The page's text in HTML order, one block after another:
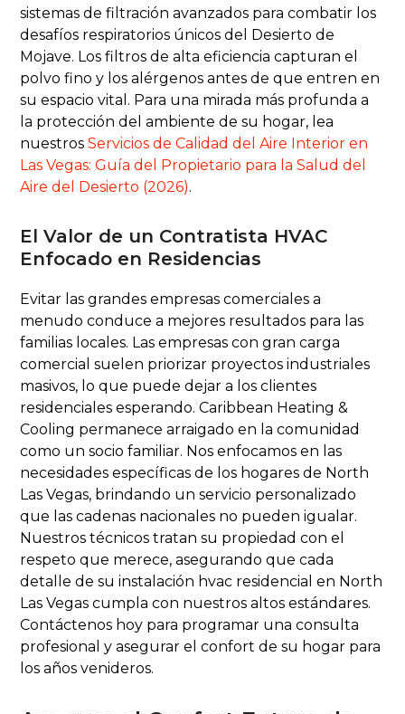
sistemas de filtración avanzados para combatir los
desafíos respiratorios únicos del Desierto de
Mojave. Los filtros de alta eficiencia capturan el
polvo fino y los alérgenos antes de que entren en
su espacio vital. Para una mirada más profunda a
la protección del ambiente de su hogar, lea
nuestrosServicios de Calidad del Aire Interior en
Las Vegas: Guía del Propietario para la Salud del
Aire del Desierto (2026).
El Valor de un Contratista HVAC
Enfocado en Residencias
Evitar las grandes empresas comerciales a
menudo conduce a mejores resultados para las
familias locales. Las empresas con gran carga
comercial suelen priorizar proyectos industriales
masivos, lo que puede dejar a los clientes
residenciales esperando. Caribbean Heating &
Cooling permanece arraigado en la comunidad
como un socio familiar. Nos enfocamos en las
necesidades específicas de los hogares de North
Las Vegas, brindando un servicio personalizado
que las cadenas nacionales no pueden igualar.
Nuestros técnicos tratan su propiedad con el
respeto que merece, asegurando que cada
detalle de su instalación hvac residencial en North
Las Vegas cumpla con nuestros altos estándares.
Contáctenos hoy para programar una consulta
profesional y asegurar el confort de su hogar para
los años venideros.